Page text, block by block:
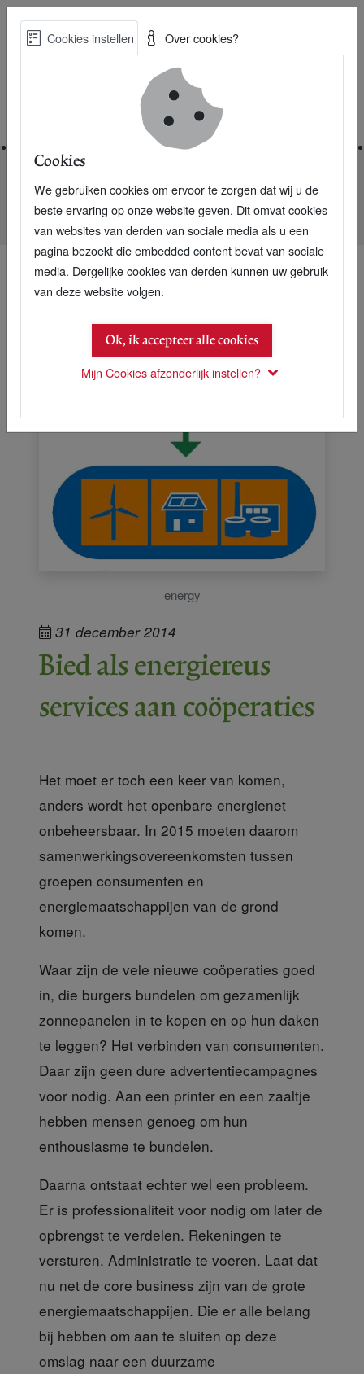
Skip
Best Practices voor een duurzame toekomst
Nieuwsarchief
Bied als energiereus services aan coöperaties
energy
31 december 2014
Bied als energiereus
services aan coöperaties
Het moet er toch een keer van komen,
anders wordt het openbare energienet
onbeheersbaar. In 2015 moeten daarom
samenwerkingsovereenkomsten tussen
groepen consumenten en
energiemaatschappijen van de grond
komen.
Waar zijn de vele nieuwe coöperaties goed
in, die burgers bundelen om gezamenlijk
zonnepanelen in te kopen en op hun daken
te leggen? Het verbinden van consumenten.
Daar zijn geen dure advertentiecampagnes
voor nodig. Aan een printer en een zaaltje
hebben mensen genoeg om hun
enthousiasme te bundelen.
Daarna ontstaat echter wel een probleem.
Er is professionaliteit voor nodig om later de
opbrengst te verdelen. Rekeningen te
versturen. Administratie te voeren. Laat dat
nu net de core business zijn van de grote
energiemaatschappijen. Die er alle belang
bij hebben om aan te sluiten op deze
omslag naar een duurzame
Cookies instellen Over cookies?
Cookies
We gebruiken cookies om ervoor te zorgen dat wij u de
beste ervaring op onze website geven. Dit omvat cookies
van websites van derden van sociale media als u een
pagina bezoekt die embedded content bevat van sociale
media. Dergelijke cookies van derden kunnen uw gebruik
van deze website volgen.
Ok, ik accepteer alle cookies
Mijn Cookies afzonderlijk instellen?